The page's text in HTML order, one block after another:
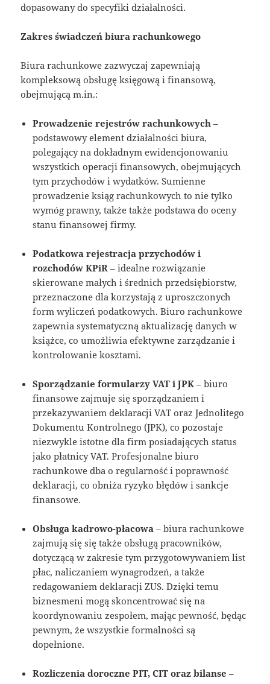
dopasowany do specyfiki działalności.
Zakres świadczeń biura rachunkowego
Biura rachunkowe zazwyczaj zapewniają
kompleksową obsługę księgową i finansową,
obejmującą m.in.:
Prowadzenie rejestrów rachunkowych –
podstawowy element działalności biura,
polegający na dokładnym ewidencjonowaniu
wszystkich operacji finansowych, obejmujących
tym przychodów i wydatków. Sumienne
prowadzenie ksiąg rachunkowych to nie tylko
wymóg prawny, także także podstawa do oceny
stanu finansowej firmy.
Podatkowa rejestracja przychodów i
rozchodów KPiR – idealne rozwiązanie
skierowane małych i średnich przedsiębiorstw,
przeznaczone dla korzystają z uproszczonych
form wyliczeń podatkowych. Biuro rachunkowe
zapewnia systematyczną aktualizację danych w
książce, co umożliwia efektywne zarządzanie i
kontrolowanie kosztami.
Sporządzanie formularzy VAT i JPK – biuro
finansowe zajmuje się sporządzaniem i
przekazywaniem deklaracji VAT oraz Jednolitego
Dokumentu Kontrolnego (JPK), co pozostaje
niezwykle istotne dla firm posiadających status
jako płatnicy VAT. Profesjonalne biuro
rachunkowe dba o regularność i poprawność
deklaracji, co obniża ryzyko błędów i sankcje
finansowe.
Obsługa kadrowo-płacowa – biura rachunkowe
zajmują się się także obsługą pracowników,
dotyczącą w zakresie tym przygotowywaniem list
płac, naliczaniem wynagrodzeń, a także
redagowaniem deklaracji ZUS. Dzięki temu
biznesmeni mogą skoncentrować się na
koordynowaniu zespołem, mając pewność, będąc
pewnym, że wszystkie formalności są
dopełnione.
Rozliczenia doroczne PIT, CIT oraz bilanse –